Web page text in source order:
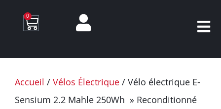
0
Accueil / Vélos Électrique / Vélo électrique E-
Sensium 2.2 Mahle 250Wh » Reconditionné